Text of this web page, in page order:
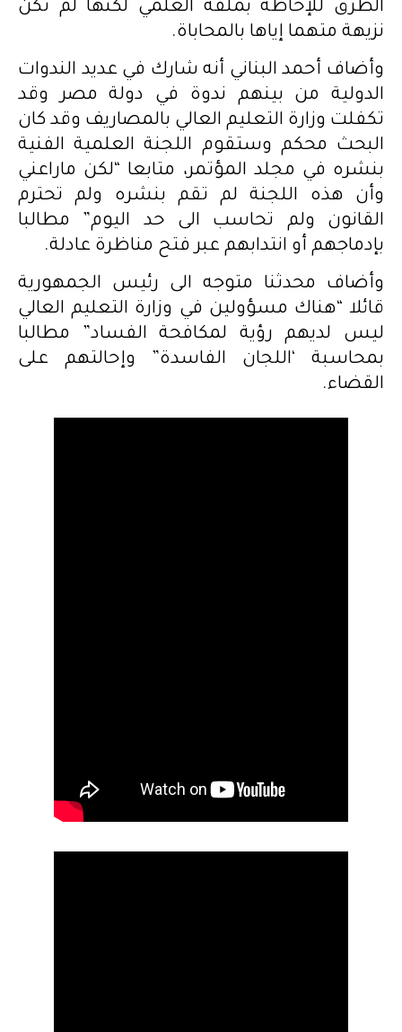
الطرق للإحاطة بملفه العلمي لكنها لم تكن
نزيهة متهما إياها بالمحاباة.
وأضاف أحمد البناني أنه شارك في عديد الندوات
الدولية من بينهم ندوة في دولة مصر وقد
تكفلت وزارة التعليم العالي بالمصاريف وقد كان
البحث محكم وستقوم اللجنة العلمية الفنية
بنشره في مجلد المؤتمر، متابعا “لكن ماراعني
وأن هذه اللجنة لم تقم بنشره ولم تحترم
القانون ولم تحاسب الى حد اليوم” مطالبا
بإدماجهم أو انتدابهم عبر فتح مناظرة عادلة.
وأضاف محدثنا متوجه الى رئيس الجمهورية
قائلا “هناك مسؤولين في وزارة التعليم العالي
ليس لديهم رؤية لمكافحة الفساد” مطالبا
بمحاسبة ‘اللجان الفاسدة” وإحالتهم على
القضاء.